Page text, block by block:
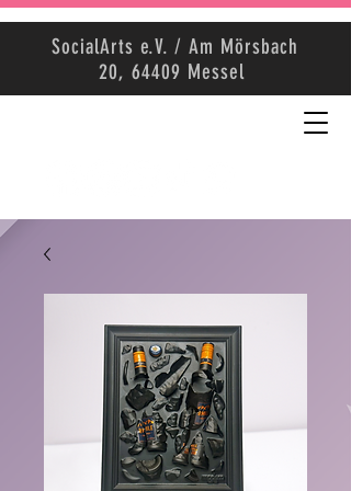
SocialArts e.V. / Am Mörsbach
20, 64409 Messel